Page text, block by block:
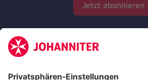
Jetzt abonnieren
Zertifizierung der Johanniter-